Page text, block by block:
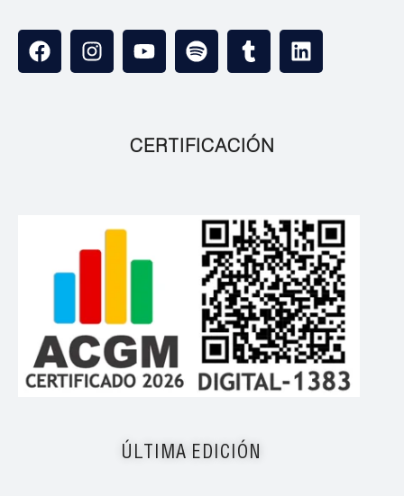
CERTIFICACIÓN
ÚLTIMA EDICIÓN